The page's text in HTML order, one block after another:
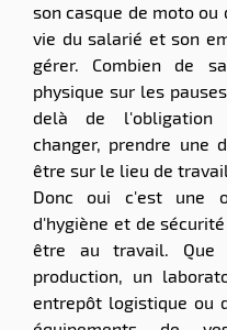
son casque de moto
vie du salarié et son
gérer. Combien de
physique sur les
delà de l'obligation
changer, prendre une
être sur le lieu de
Donc oui c'est une
d'hygiène et de
être au travail. Que
production, un
entrepôt logistique ou